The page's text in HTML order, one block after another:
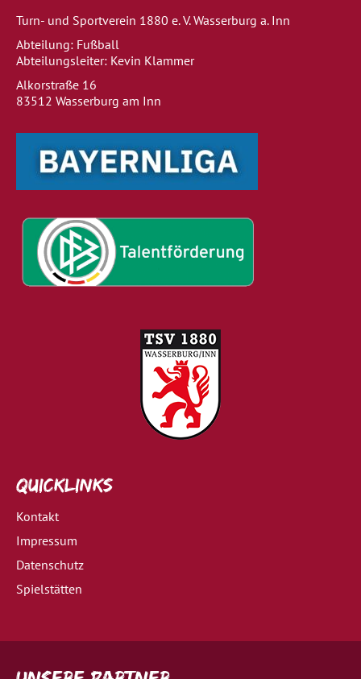
Turn- und Sportverein 1880 e. V. Wasserburg a. Inn
Abteilung: Fußball
Abteilungsleiter: Kevin Klammer
Alkorstraße 16
83512 Wasserburg am Inn
Quicklinks
Kontakt
Impressum
Datenschutz
Spielstätten